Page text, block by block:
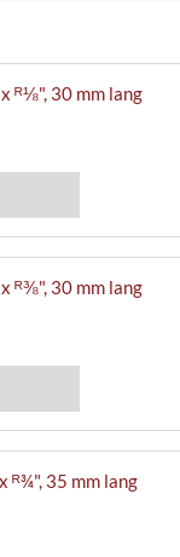
ᴿ⅛", 30 mm lang
ᴿ⅜", 30 mm lang
ᴿ¾", 35 mm lang